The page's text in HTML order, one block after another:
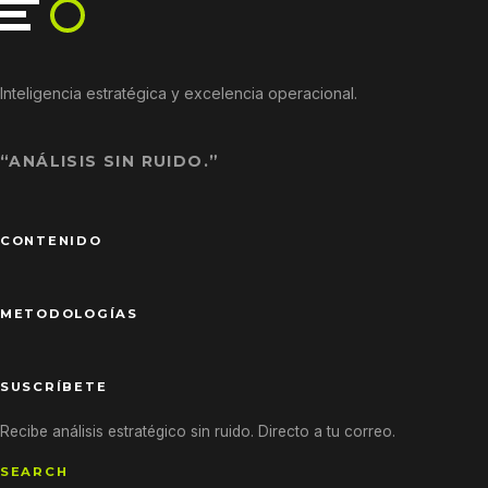
Inteligencia estratégica y excelencia operacional.
“ANÁLISIS SIN RUIDO.”
CONTENIDO
METODOLOGÍAS
SUSCRÍBETE
Recibe análisis estratégico sin ruido. Directo a tu correo.
SEARCH